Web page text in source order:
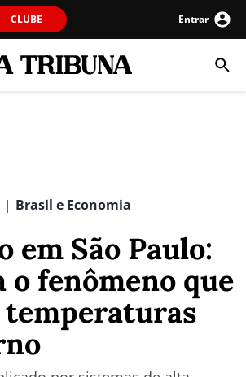
CLUBE Entrar
| Brasil e Economia
em São Paulo:
o fenômeno que
temperaturas